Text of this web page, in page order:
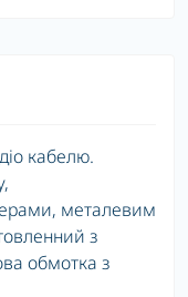
кабелю.
металевим
з
обмотка з